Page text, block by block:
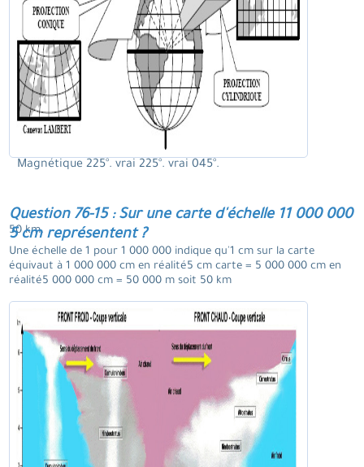
Magnétique 225°. vrai 225°. vrai 045°.
Question 76-15 : Sur une carte d'échelle 11 000 000
5 cm représentent ?
50 km.
Une échelle de 1 pour 1 000 000 indique qu'1 cm sur la carte
équivaut à 1 000 000 cm en réalité5 cm carte = 5 000 000 cm en
réalité5 000 000 cm = 50 000 m soit 50 km